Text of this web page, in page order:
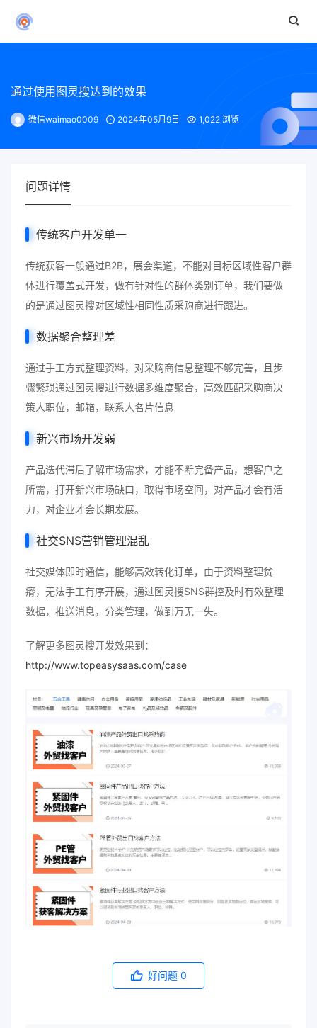
通过使用图灵搜达到的效果
微信waimao0009 2024年05月9日 1,022 浏览
问题详情
传统客户开发单一
传统获客一般通过B2B，展会渠道，不能对目标区域性客户群
体进行覆盖式开发，做有针对性的群体类别订单，我们要做
的是通过图灵搜对区域性相同性质采购商进行跟进。
数据聚合整理差
通过手工方式整理资料，对采购商信息整理不够完善，且步
骤繁琐通过图灵搜进行数据多维度聚合，高效匹配采购商决
策人职位，邮箱，联系人名片信息
新兴市场开发弱
产品迭代滞后了解市场需求，才能不断完备产品，想客户之
所需，打开新兴市场缺口，取得市场空间，对产品才会有活
力，对企业才会长期发展。
社交SNS营销管理混乱
社交媒体即时通信，能够高效转化订单，由于资料整理贫
瘠，无法手工有序开展，通过图灵搜SNS群控及时有效整理
数据，推送消息，分类管理，做到万无一失。
了解更多图灵搜开发效果到：
http://www.topeasysaas.com/case
好问题 0